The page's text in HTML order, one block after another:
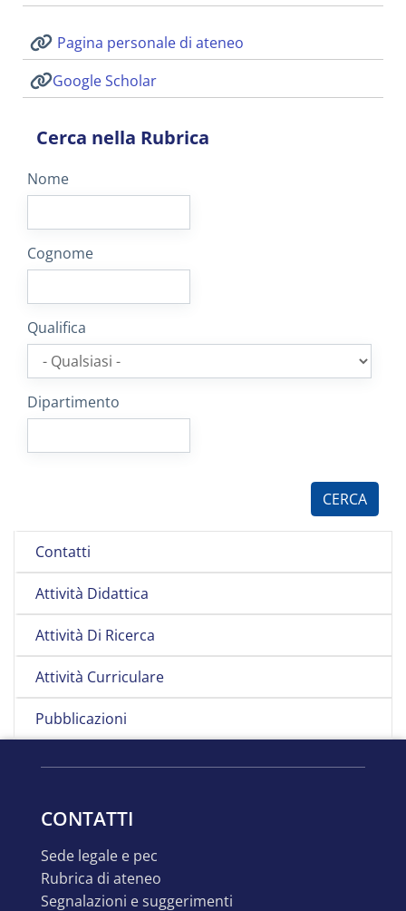
Contatti
Attività Didattica
Attività Di Ricerca
Attività Curriculare
Pubblicazioni
Pagina personale di ateneo
Google Scholar
Cerca nella Rubrica
Nome
Cognome
Qualifica
Dipartimento
CONTATTI
sede legale e pec
rubrica di ateneo
segnalazioni e suggerimenti